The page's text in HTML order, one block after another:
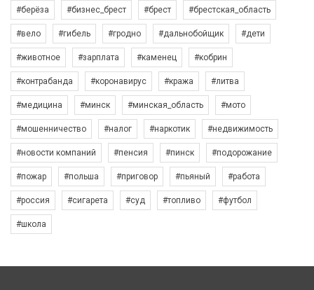
#берёза #бизнес_брест #брест #брестская_область
#вело #гибель #гродно #дальнобойщик #дети
#животное #зарплата #каменец #кобрин
#контрабанда #коронавирус #кража #литва
#медицина #минск #минская_область #мото
#мошенничество #налог #наркотик #недвижимость
#новости компаний #пенсия #пинск #подорожание
#пожар #польша #приговор #пьяный #работа
#россия #сигарета #суд #топливо #футбол
#школа